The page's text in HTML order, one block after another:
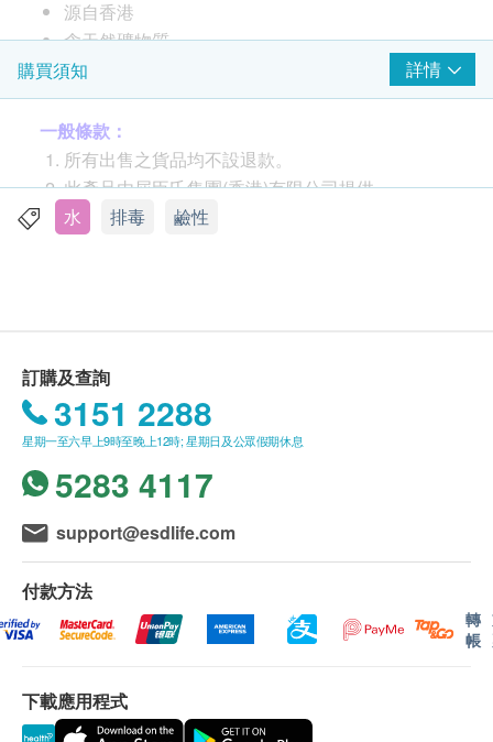
源自香港
含天然礦物質
有助中和酸度
幫助身體自然排毒
購買須知 詳情
一般條款：
所有出售之貨品均不設退款。
此產品由屈臣氏集團(香港)有限公司提供。
如有任何爭議，屈臣氏集團(香港)有限公司及健康
HK$80運費。
我們將於確定訂單後15個工作天內，依地區之貨期
由屈臣氏蒸餾水送上。
送貨服務只限本地，送貨範圍包括港島、九龍及新
界的一般地區。
送貨服務不適用於偏遠地區 (例如: 禁區) 、離島、
愉景灣、流浮山、馬灣 (東涌市鎮除外)等地區、某
些偏遠區域或屈臣氏蒸餾水車輛難以到達之地方及
位於無升降機設施的樓層或相應的送貨路程。
不排除運送時間會因節日而有所影響。當八號烈風
會延遲。
所有訂單須視乎相關貨品的供應情況再作最後確
水 排毒 鹼性
訂購及查詢
3151 2288
星期一至六早上9時至晚上12時; 星期日及公眾假期休息
5283 4117
support@esdlife.com
付款方法
轉
帳
下載應用程式